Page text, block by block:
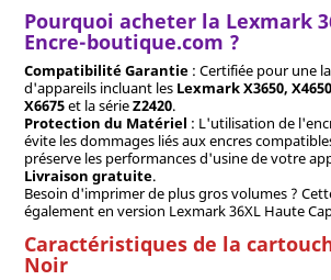
Pourquoi acheter la Lexmark
Encre-boutique.com ?
Compatibilité Garantie: Certifiée pour une
d'appareils incluant les Lexmark X3650,
X6675et la sérieZ2420.
Protection du Matériel : L'utilisation de
évite les dommages liés aux encres
préserve les performances d'usine de votre
Livraison gratuite.
Besoin d'imprimer de plus gros volumes ?
également en version Lexmark 36XL Haute
Caractéristiques de la
Noir